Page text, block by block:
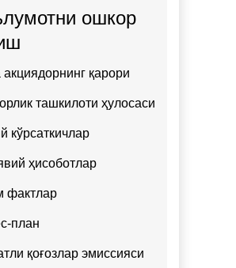
ошкор
акциядорнинг қарори
ташкилоти ҳулосаси
кўрсаткичлар
ҳисоботлар
фактлар
план
қоғозлар эмиссияси